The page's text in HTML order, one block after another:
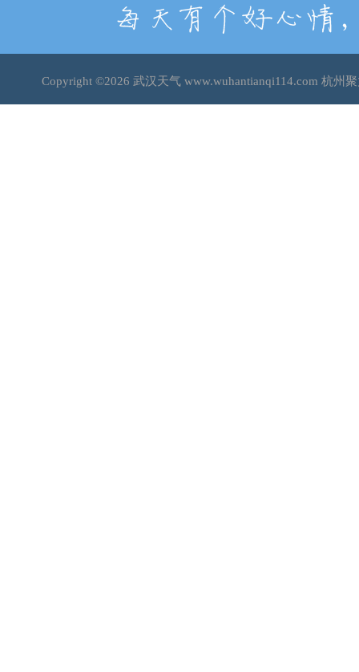
Copyright ©2026 武汉天气 www.wuhantianqi114.com 杭州